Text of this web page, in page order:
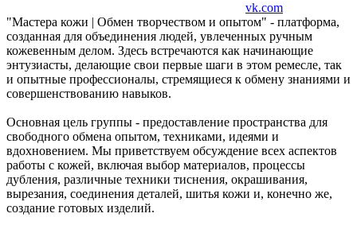
vk.com
"Мастера кожи | Обмен творчеством и опытом" - платформа,
созданная для объединения людей, увлеченных ручным
кожевенным делом. Здесь встречаются как начинающие
энтузиасты, делающие свои первые шаги в этом ремесле, так
и опытные профессионалы, стремящиеся к обмену знаниями и
совершенствованию навыков.
Основная цель группы - предоставление пространства для
свободного обмена опытом, техниками, идеями и
вдохновением. Мы приветствуем обсуждение всех аспектов
работы с кожей, включая выбор материалов, процессы
дубления, различные техники тиснения, окрашивания,
вырезания, соединения деталей, шитья кожи и, конечно же,
создание готовых изделий.